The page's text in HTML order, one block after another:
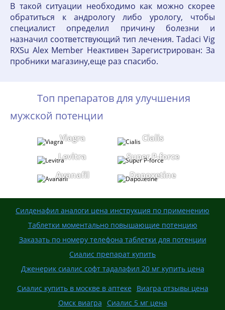
В такой ситуации необходимо как можно скорее
обратиться к андрологу либо урологу, чтобы
специалист определил причину болезни и
назначил соответствующий тип лечения. Tadaci Vig
RXSu Alex Member Неактивен Зарегистрирован: За
пробники магазину,еще раз спасибо.
Топ препаратов для улучшения
мужской потенции
Viagra
Cialis
Levitra
Super P-force
Avanafil
Dapoxetine
Силденафил аналоги цена инструкция по применению
Таблетки моментально повышающие потенцию
Заказать по номеру телефона таблетки для потенции
Сиалис препарат купить
Дженерик сиалис софт тадалафил 20 мг купить цена
Сиалис купить в москве в аптеке
Виагра отзывы цена
Омск виагра Сиалис 5 мг цена